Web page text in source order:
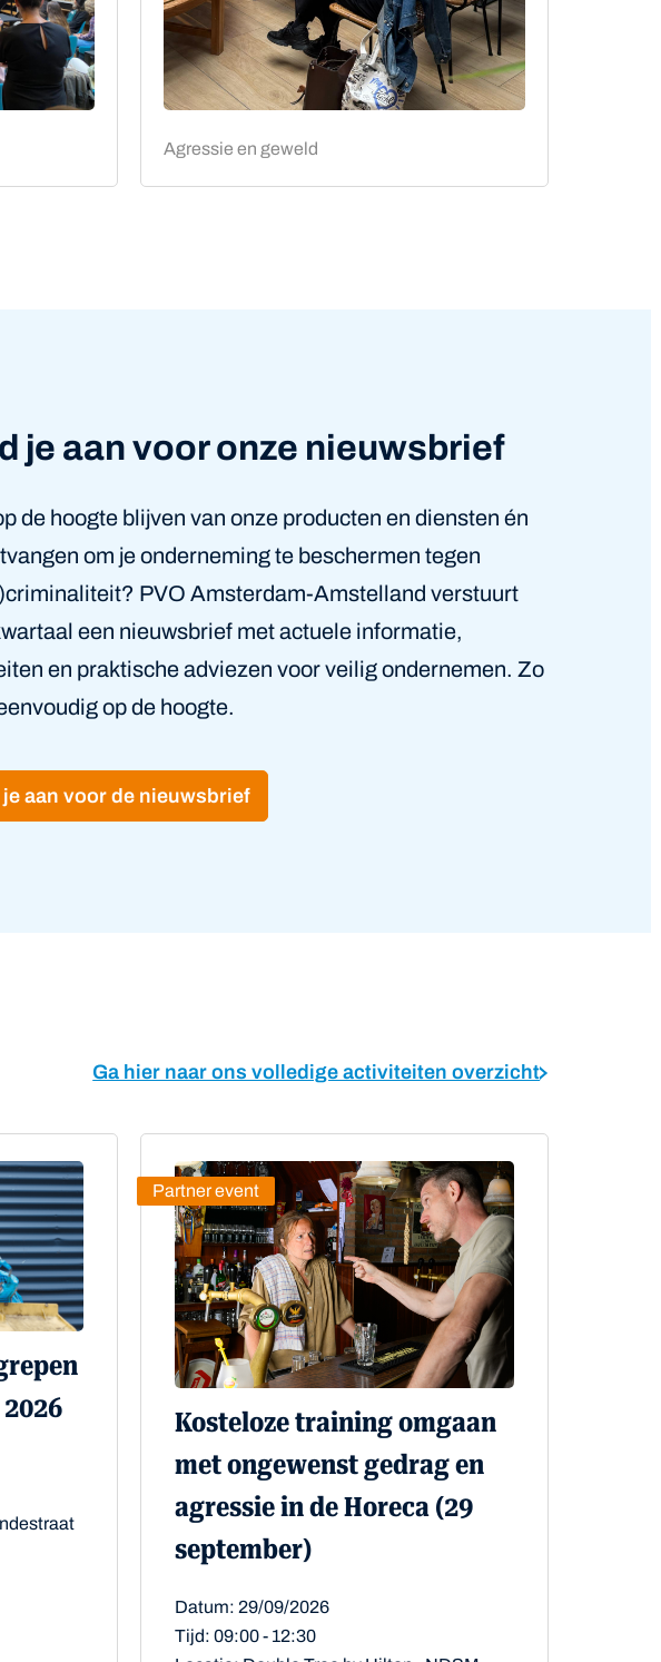
Agressie en geweld
je aan voor onze nieuwsbrief
de hoogte blijven van onze producten en diensten én
om je onderneming te beschermen tegen
PVO Amsterdam‑Amstelland verstuurt
een nieuwsbrief met actuele informatie,
en praktische adviezen voor veilig ondernemen. Zo
op de hoogte.
je aan voor de nieuwsbrief
Ga hier naar ons volledige activiteiten overzicht
Partner event
Kosteloze training omgaan
met ongewenst gedrag en
agressie in de Horeca (29
september)
Datum: 29/09/2026
Tijd: 09:00 - 12:30